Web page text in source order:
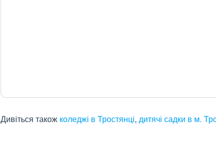
Дивіться також коледжі в Тростянці,дитячі садки в м.